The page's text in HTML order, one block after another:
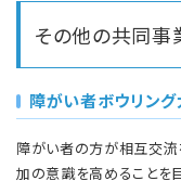
その他の共同事
障がい者ボウリン
障がい者の方が相互交流
加の意識を高めることを